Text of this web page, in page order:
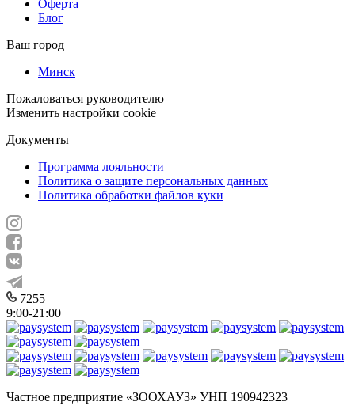
Оферта
Блог
Ваш город
Минск
Пожаловаться руководителю
Изменить настройки cookie
Документы
Программа лояльности
Политика о защите персональных данных
Политика обработки файлов куки
7255
9:00-21:00
Частное предприятие «ЗООХАУЗ» УНП 190942323